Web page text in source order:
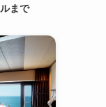
まで